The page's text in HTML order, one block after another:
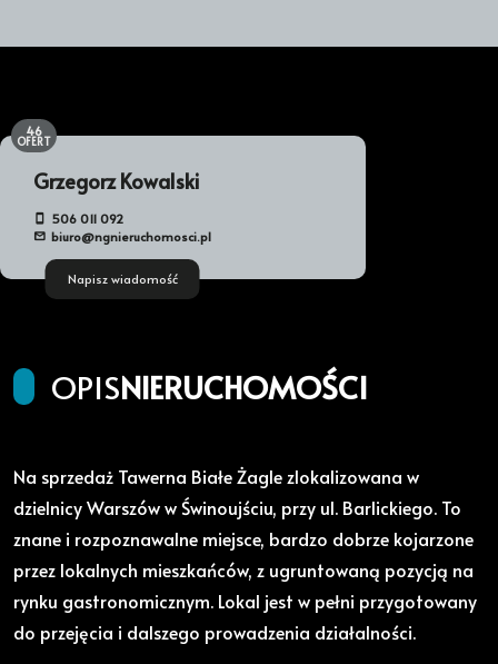
Grzegorz Kowalski
506 011 092
biuro@ngnieruchomosci.pl
Napisz wiadomość
46
OFERT
OPISNIERUCHOMOŚCI
Na sprzedaż Tawerna Białe Żagle zlokalizowana w
dzielnicy Warszów w Świnoujściu, przy ul. Barlickiego. To
znane i rozpoznawalne miejsce, bardzo dobrze kojarzone
przez lokalnych mieszkańców, z ugruntowaną pozycją na
rynku gastronomicznym. Lokal jest w pełni przygotowany
do przejęcia i dalszego prowadzenia działalności.